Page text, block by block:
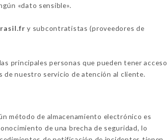
«dato sensible».
y subcontratistas (proveedores de
principales personas que pueden tener acceso
de nuestro servicio de atención al cliente.
método de almacenamiento electrónico es
de una brecha de seguridad, lo